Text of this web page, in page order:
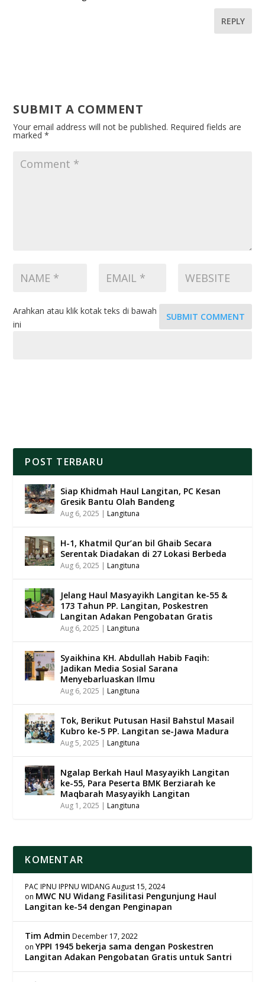
REPLY
SUBMIT A COMMENT
Your email address will not be published. Required fields are
marked*
SUBMIT COMMENT
Arahkan atau klik kotak teks di bawah
ini
POST TERBARU
Siap Khidmah Haul Langitan, PC Kesan
Gresik Bantu Olah Bandeng
Aug 6, 2025 |Langituna
H-1, Khatmil Qur’an bil Ghaib Secara
Serentak Diadakan di 27 Lokasi Berbeda
Aug 6, 2025 |Langituna
Jelang Haul Masyayikh Langitan ke-55 &
173 Tahun PP. Langitan, Poskestren
Langitan Adakan Pengobatan Gratis
Aug 6, 2025 |Langituna
Syaikhina KH. Abdullah Habib Faqih:
Jadikan Media Sosial Sarana
Menyebarluaskan Ilmu
Aug 6, 2025 |Langituna
Tok, Berikut Putusan Hasil Bahstul Masail
Kubro ke-5 PP. Langitan se-Jawa Madura
Aug 5, 2025 |Langituna
Ngalap Berkah Haul Masyayikh Langitan
ke-55, Para Peserta BMK Berziarah ke
Maqbarah Masyayikh Langitan
Aug 1, 2025 |Langituna
KOMENTAR
PAC IPNU IPPNU WIDANG August 15, 2024
on MWC NU Widang Fasilitasi Pengunjung Haul
Langitan ke-54 dengan Penginapan
Tim Admin December 17, 2022
onYPPI 1945 bekerja sama dengan Poskestren
Langitan Adakan Pengobatan Gratis untuk Santri